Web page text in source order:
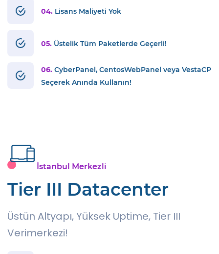
04. Lisans Maliyeti Yok
05. Üstelik Tüm Paketlerde Geçerli!
06. CyberPanel, CentosWebPanel veya VestaCP
Seçerek Anında Kullanın!
İstanbul Merkezli
Tier III Datacenter
Üstün Altyapı, Yüksek Uptime, Tier III
Verimerkezi!